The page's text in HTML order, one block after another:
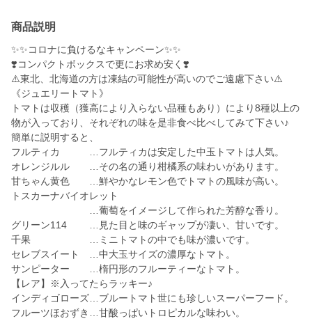
商品説明
✨✨コロナに負けるなキャンペーン✨✨
❣️コンパクトボックスで更にお求め安く❣️
⚠️東北、北海道の方は凍結の可能性が高いのでご遠慮下さい⚠️
《ジュエリートマト》
トマトは収穫（獲高により入らない品種もあり）により8種以上の
物が入っており、それぞれの味を是非食べ比べしてみて下さい♪
簡単に説明すると、
フルティカ …フルティカは安定した中玉トマトは人気。
オレンジルル …その名の通り柑橘系の味わいがあります。
甘ちゃん黄色 …鮮やかなレモン色でトマトの風味が高い。
トスカーナバイオレット
…葡萄をイメージして作られた芳醇な香り。
グリーン114 …見た目と味のギャップが凄い、甘いです。
千果 …ミニトマトの中でも味が濃いです。
セレブスイート …中大玉サイズの濃厚なトマト。
サンピーター …楕円形のフルーティーなトマト。
【レア】※入ってたらラッキー♪
インディゴローズ…ブルートマト世にも珍しいスーパーフード。
フルーツほおずき…甘酸っぱいトロピカルな味わい。